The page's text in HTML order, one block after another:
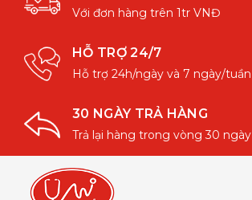
Với đơn hàng trên 1tr VNĐ
HỖ TRỢ 24/7
Hỗ trợ 24h/ngày và 7 ngày/tuần
30 NGÀY TRẢ HÀNG
Trả lại hàng trong vòng 30 ngày